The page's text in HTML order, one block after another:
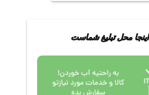
اینجا محل تبلیغ شماست